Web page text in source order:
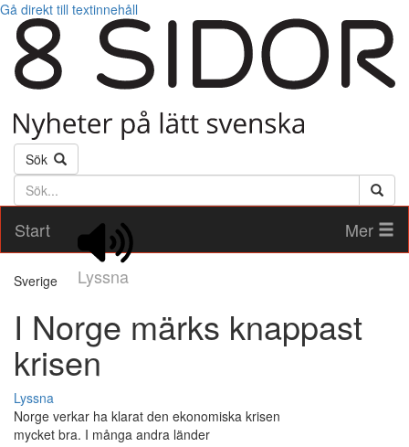
Gå direkt till textinnehåll
Sök
Söktext
Start
Lyssna
Mer
Sverige
I Norge märks knappast
krisen
Lyssna
Norge verkar ha klarat den ekonomiska krisen
mycket bra. I många andra länder